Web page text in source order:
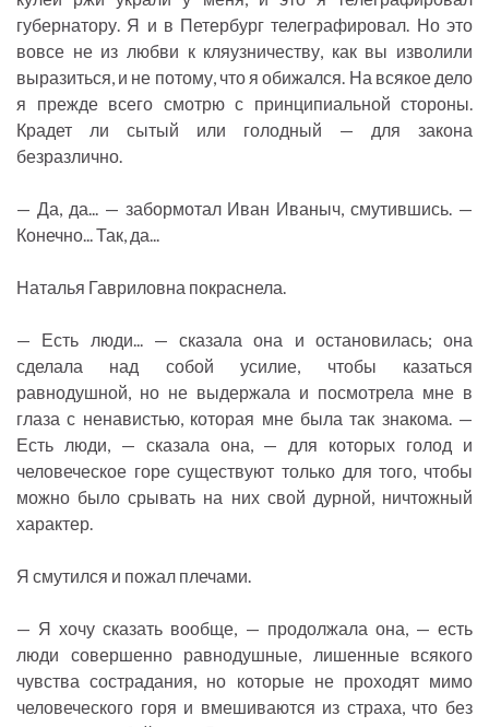
губернатору. Я и в Петербург телеграфировал. Но это
вовсе не из любви к кляузничеству, как вы изволили
выразиться, и не потому, что я обижался. На всякое дело
я прежде всего смотрю с принципиальной стороны.
Крадет ли сытый или голодный — для закона
безразлично.
— Да, да... — забормотал Иван Иваныч, смутившись. —
Конечно... Так, да...
Наталья Гавриловна покраснела.
— Есть люди... — сказала она и остановилась; она
сделала над собой усилие, чтобы казаться
равнодушной, но не выдержала и посмотрела мне в
глаза с ненавистью, которая мне была так знакома. —
Есть люди, — сказала она, — для которых голод и
человеческое горе существуют только для того, чтобы
можно было срывать на них свой дурной, ничтожный
характер.
Я смутился и пожал плечами.
— Я хочу сказать вообще, — продолжала она, — есть
люди совершенно равнодушные, лишенные всякого
чувства сострадания, но которые не проходят мимо
человеческого горя и вмешиваются из страха, что без